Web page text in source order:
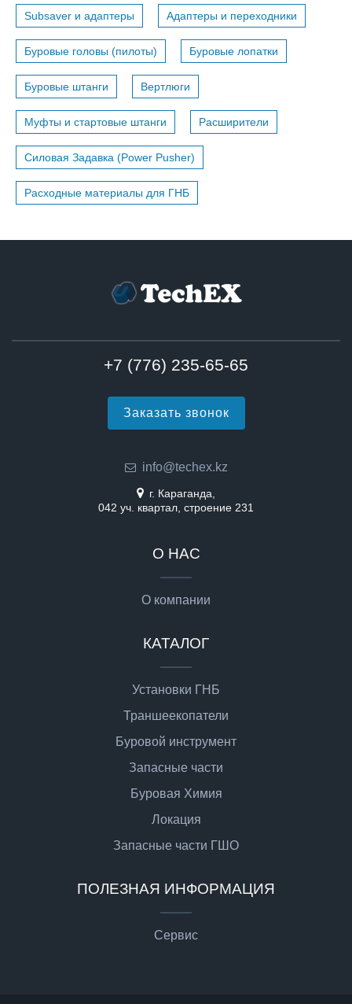
Subsaver и адаптеры Адаптеры и переходники
Буровые головы (пилоты) Буровые лопатки
Буровые штанги Вертлюги
Муфты и стартовые штанги Расширители
Силовая Задавка (Power Pusher)
Расходные материалы для ГНБ
+7 (776) 235-65-65
Заказать звонок
info@techex.kz
г. Караганда,
042 уч. квартал, строение 231
О НАС
О компании
КАТАЛОГ
Установки ГНБ
Траншеекопатели
Буровой инструмент
Запасные части
Буровая Химия
Локация
Запасные части ГШО
ПОЛЕЗНАЯ ИНФОРМАЦИЯ
Сервис